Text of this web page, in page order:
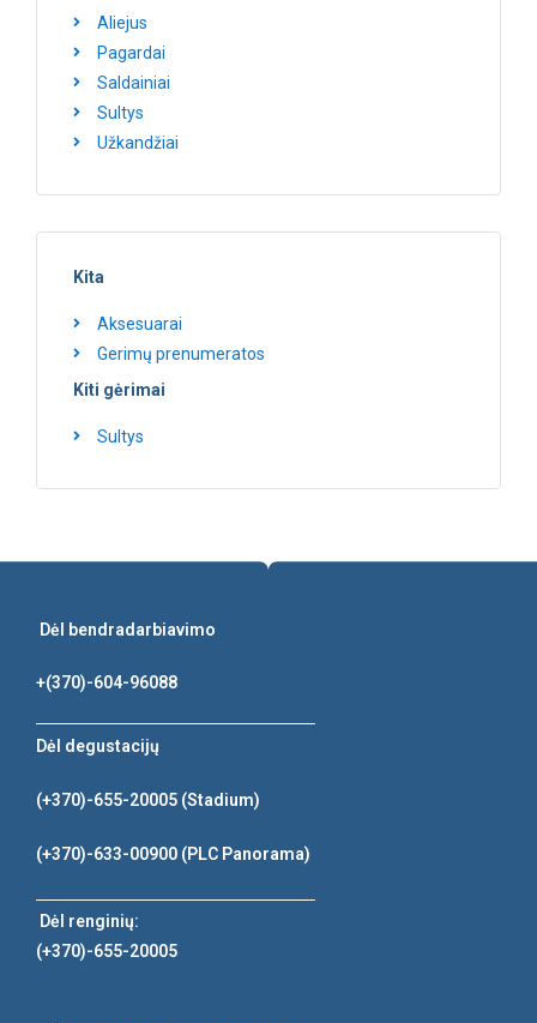
Aliejus
Pagardai
Saldainiai
Sultys
Užkandžiai
Kita
Aksesuarai
Gerimų prenumeratos
Kiti gėrimai
Sultys
Dėl bendradarbiavimo
+(370)-604-96088
Dėl degustacijų
(+370)-655-20005 (Stadium)
(+370)-633-00900 (PLC Panorama)
Dėl renginių:
(+370)-655-20005